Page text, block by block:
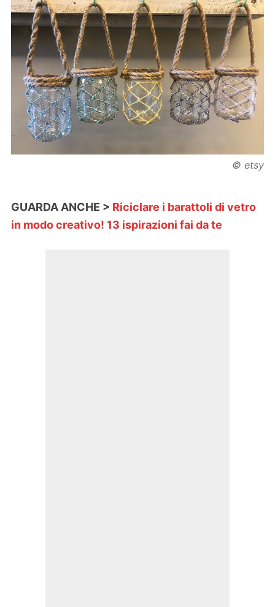
© etsy
GUARDA ANCHE > Riciclare i barattoli di vetro
in modo creativo! 13 ispirazioni fai da te